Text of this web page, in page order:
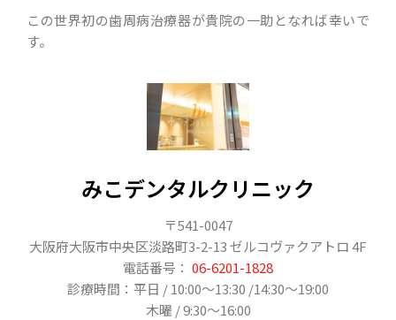
この世界初の歯周病治療器が貴院の一助となれば幸いで
す。
みこデンタルクリニック
〒541-0047
大阪府大阪市中央区淡路町3-2-13 ゼルコヴァクアトロ 4F
電話番号： 06-6201-1828
診療時間：平日 / 10:00〜13:30 /14:30〜19:00
木曜 / 9:30〜16:00